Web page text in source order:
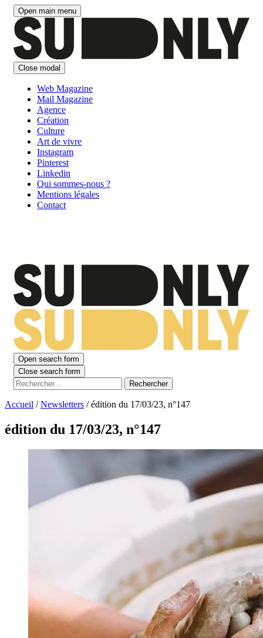
Aller
contenu
Open main menu
Close modal
Web Magazine
Mail Magazine
Agence
Création
Culture
Art de vivre
Instagram
Pinterest
Linkedin
Qui sommes-nous ?
Mentions légales
Contact
Open search form
Close search form
Rechercher :
Accueil /Newsletters /édition du 17/03/23, n°147
édition du 17/03/23, n°147